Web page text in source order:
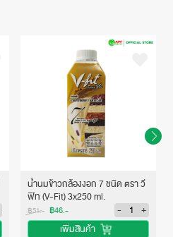
น้ำนมข้าวกล้องงอก 7 ชนิด ตรา วี
ฟิท (V-Fit) 3x250 ml.
฿51.- ฿46.- -
+
เพิ่มสินค้า